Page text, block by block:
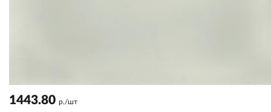
1443.80 р./шт